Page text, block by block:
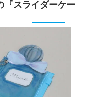
『スライダーケー